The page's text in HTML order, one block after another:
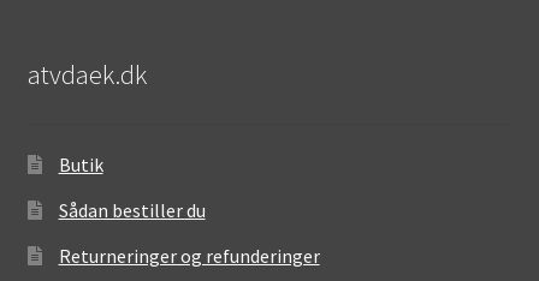
atvdaek.dk
Butik
Sådan bestiller du
Returneringer og refunderinger